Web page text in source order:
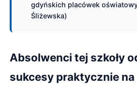
gdyńskich placówek
Śliżewska)
Absolwenci tej szkoły
sukcesy praktycznie na